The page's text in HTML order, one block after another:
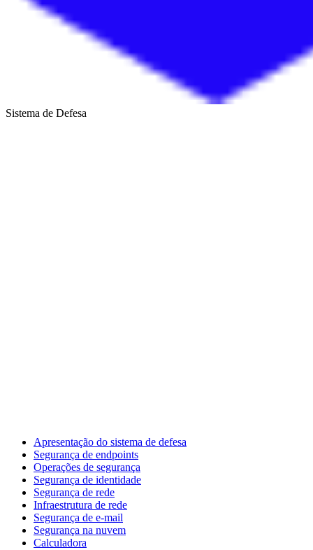
Sistema de Defesa
Apresentação do sistema de defesa
Segurança de endpoints
Operações de segurança
Segurança de identidade
Segurança de rede
Infraestrutura de rede
Segurança de e-mail
Segurança na nuvem
Calculadora